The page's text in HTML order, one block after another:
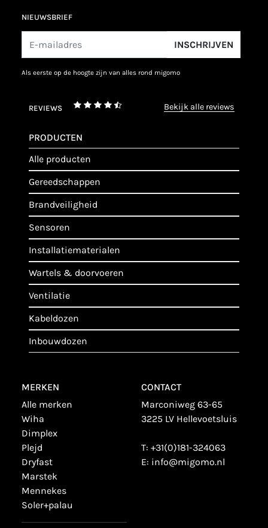
NIEUWSBRIEF
INSCHRIJVEN
als eerste op de hoogte zijn van alles rond migomo
REVIEWS bekijk alle reviews
PRODUCTEN
alle producten
gereedschappen
brandveiligheid
sensoren
installatiematerialen
wartels & doorvoeren
ventilatie
kabeldozen
inbouwdozen
MERKEN
alle merken
wiha
dimplex
plejd
dryfast
marstek
mennekes
soler+palau
CONTACT
Marconiweg 63-65
3225 LV Hellevoetsluis
T: +31(0)181-324063
E: info@migomo.nl